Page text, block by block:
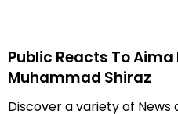
Public Reacts To
Muhammad Shiraz
Discover a variety of News